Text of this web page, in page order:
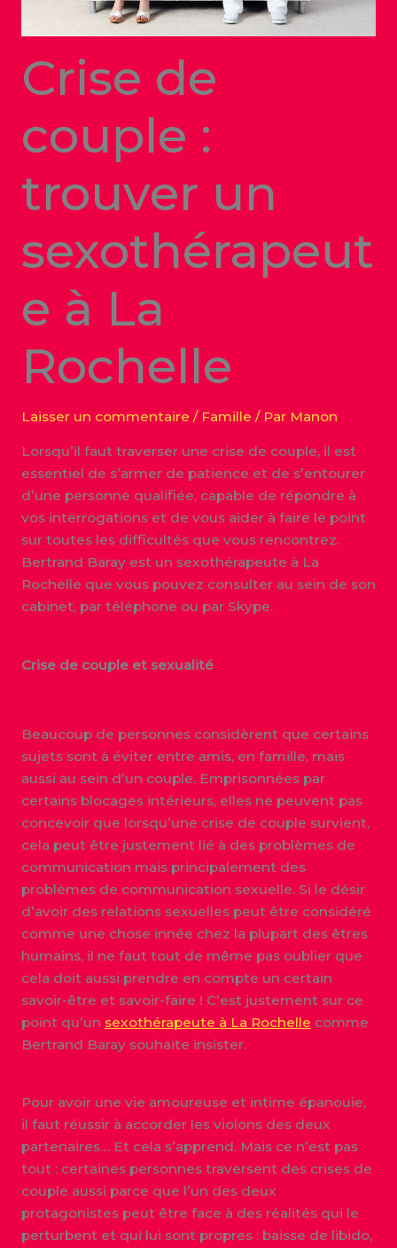
Crise de
couple :
trouver un
sexothérapeut
e à La
Rochelle
Laisser un commentaire / Famille / Par Manon
Lorsqu’il faut traverser une crise de couple, il est
essentiel de s’armer de patience et de s’entourer
d’une personne qualifiée, capable de répondre à
vos interrogations et de vous aider à faire le point
sur toutes les difficultés que vous rencontrez.
Bertrand Baray est un sexothérapeute à La
Rochelle que vous pouvez consulter au sein de son
cabinet, par téléphone ou par Skype.
Crise de couple et sexualité
Beaucoup de personnes considèrent que certains
sujets sont à éviter entre amis, en famille, mais
aussi au sein d’un couple. Emprisonnées par
certains blocages intérieurs, elles ne peuvent pas
concevoir que lorsqu’une crise de couple survient,
cela peut être justement lié à des problèmes de
communication mais principalement des
problèmes de communication sexuelle. Si le désir
d’avoir des relations sexuelles peut être considéré
comme une chose innée chez la plupart des êtres
humains, il ne faut tout de même pas oublier que
cela doit aussi prendre en compte un certain
savoir-être et savoir-faire ! C’est justement sur ce
point qu’un sexothérapeute à La Rochelle comme
Bertrand Baray souhaite insister.
Pour avoir une vie amoureuse et intime épanouie,
il faut réussir à accorder les violons des deux
partenaires… Et cela s’apprend. Mais ce n’est pas
tout : certaines personnes traversent des crises de
couple aussi parce que l’un des deux
protagonistes peut être face à des réalités qui le
perturbent et qui lui sont propres : baisse de libido,